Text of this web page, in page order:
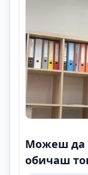
Можеш да
обичаш